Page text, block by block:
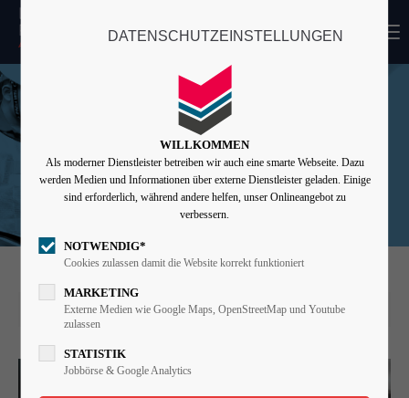
Passwort
Angemeldet bleiben
Anmelden
Register
MENU
01.01.2025 16:13
DATENSCHUTZEINSTELLUNGEN
WILLKOMMEN
Als moderner Dienstleister betreiben wir auch eine smarte Webseite. Dazu
werden Medien und Informationen über externe Dienstleister geladen. Einige
sind erforderlich, während andere helfen, unser Onlineangebot zu
verbessern.
NOTWENDIG*
Cookies zulassen damit die Website korrekt funktioniert
MARKETING
Externe Medien wie Google Maps, OpenStreetMap und Youtube
zulassen
STATISTIK
Jobbörse & Google Analytics